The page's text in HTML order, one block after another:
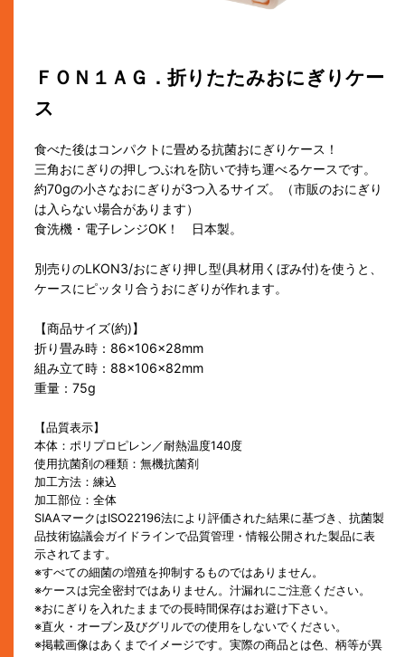
ＦＯＮ１ＡＧ．折りたたみおにぎりケー
ス
食べた後はコンパクトに畳める抗菌おにぎりケース！
三角おにぎりの押しつぶれを防いで持ち運べるケースです。
約70gの小さなおにぎりが3つ入るサイズ。（市販のおにぎり
は入らない場合があります）
食洗機・電子レンジOK！ 日本製。
別売りのLKON3/おにぎり押し型(具材用くぼみ付)を使うと、
ケースにピッタリ合うおにぎりが作れます。
【商品サイズ(約)】
折り畳み時：86×106×28mm
組み立て時：88×106×82mm
重量：75g
【品質表示】
本体：ポリプロピレン／耐熱温度140度
使用抗菌剤の種類：無機抗菌剤
加工方法：練込
加工部位：全体
SIAAマークはISO22196法により評価された結果に基づき、抗菌製
品技術協議会ガイドラインで品質管理・情報公開された製品に表
示されてます。
※すべての細菌の増殖を抑制するものではありません。
※ケースは完全密封ではありません。汁漏れにご注意ください。
※おにぎりを入れたままでの長時間保存はお避け下さい。
※直火・オーブン及びグリルでの使用をしないでください。
※掲載画像はあくまでイメージです。実際の商品とは色、柄等が異